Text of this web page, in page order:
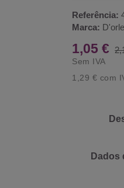
Referência:
Marca:
1,05 €
Sem IVA
1,29 € com
Dados